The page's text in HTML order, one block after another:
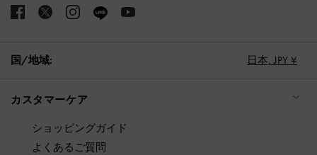
国/地域: 日本, JPY ¥
カスタマーケア
ショッピングガイド
よくあるご質問